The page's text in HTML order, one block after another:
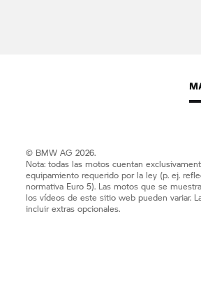
© BMW AG 2026.
Nota: todas las motos cuentan
equipamiento requerido por la ley (p. ej.
normativa Euro 5). Las motos que se
los vídeos de este sitio web pueden variar.
incluir extras opcionales.